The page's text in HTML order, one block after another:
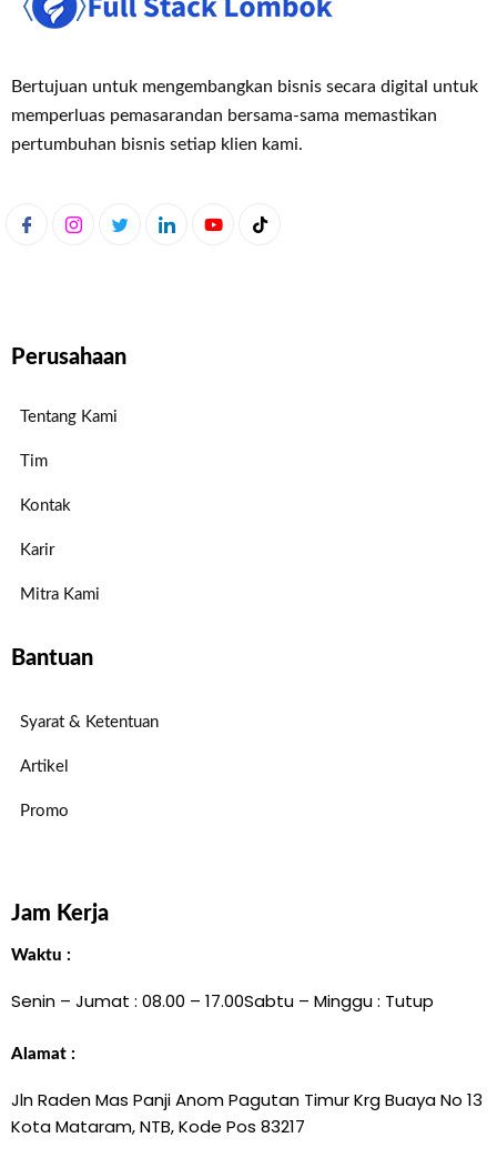
Bertujuan untuk mengembangkan bisnis secara digital untuk
memperluas pemasarandan bersama-sama memastikan
pertumbuhan bisnis setiap klien kami.
Perusahaan
Tentang Kami
Tim
Kontak
Karir
Mitra Kami
Bantuan
Syarat & Ketentuan
Artikel
Promo
Jam Kerja
Waktu :
Senin – Jumat : 08.00 – 17.00Sabtu – Minggu : Tutup
Alamat :
Jln Raden Mas Panji Anom Pagutan Timur Krg Buaya No 13
Kota Mataram, NTB, Kode Pos 83217